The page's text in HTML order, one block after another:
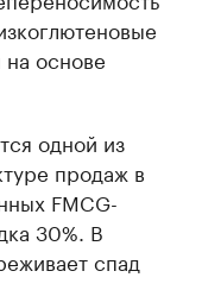
основе
одной из
продаж в
FMCG-
30%. В
спад